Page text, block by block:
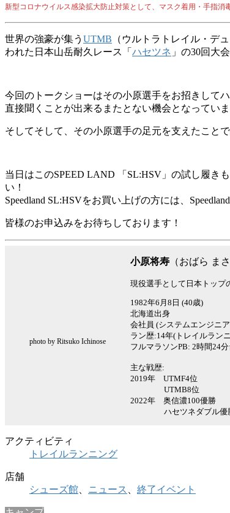
新型コロナウイルス感染拡大防止対策として、マスク着用・手指消
世界の強豪が集う UTMB （ウルトラトレイル・デ
われた日本山岳耐久レース「 ハセツネ 」の30回大
今回のトークショーはその小原選手をお招きして
直接聞くことが出来るまたとない機会となっていま
そしてそして、その小原選手の足元を支えたこと
当日はこのSPEED LAND 「SL:HSV」の試し履き
い！
Speedland SL:HSVをお買い上げの方には、
皆様のお申込みをお待ちしております！
photo by Ritsuko Ichinose
小原将寿 （おばら ま
現役選手として日本トップ
1982年6月8日 (40歳)
北海道出身
会社員 (システムエンジニ
ラン歴:14年(トレイルラン
フルマラソンPB: 2時間24分
主な戦歴:
2019年 UTMF4位
UTMB8位
2022年 奥信濃100優勝
ハセツネダブル優
アクティビティ
トレイルランニング
店舗
シューズ館
ニュース 終了イベント